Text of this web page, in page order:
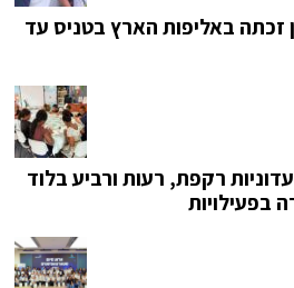
זכתה באליפות הארץ בטניס עד
רקפת, רעות ורביע בלוד
בפעילויות